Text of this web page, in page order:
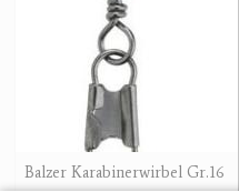
Balzer Karabinerwirbel Gr.16